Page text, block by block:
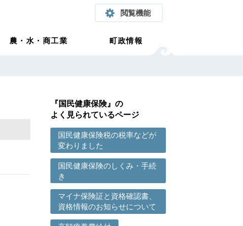
閲覧機能
農・水・商工業 町政情報
『国民健康保険』の
よく見られているページ
国民健康保険税の税率などが
変わりました
国民健康保険のしくみ・手続
き
マイナ保険証と資格確認書、
資格情報のお知らせについて